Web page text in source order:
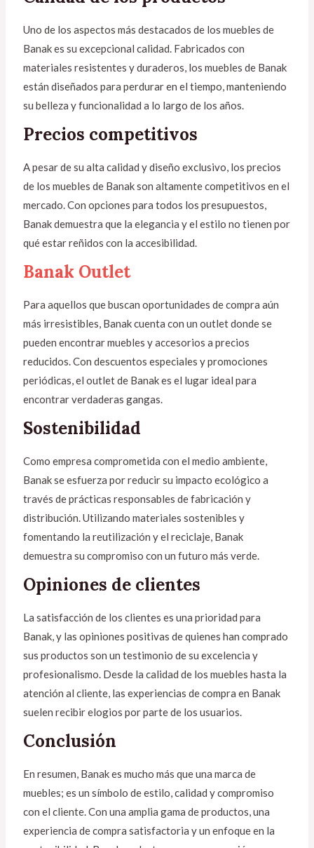
Uno de los aspectos más destacados de los muebles de
Banak es su excepcional calidad. Fabricados con
materiales resistentes y duraderos, los muebles de Banak
están diseñados para perdurar en el tiempo, manteniendo
su belleza y funcionalidad a lo largo de los años.
Precios competitivos
A pesar de su alta calidad y diseño exclusivo, los precios
de los muebles de Banak son altamente competitivos en el
mercado. Con opciones para todos los presupuestos,
Banak demuestra que la elegancia y el estilo no tienen por
qué estar reñidos con la accesibilidad.
Banak Outlet
Para aquellos que buscan oportunidades de compra aún
más irresistibles, Banak cuenta con un outlet donde se
pueden encontrar muebles y accesorios a precios
reducidos. Con descuentos especiales y promociones
periódicas, el outlet de Banak es el lugar ideal para
encontrar verdaderas gangas.
Sostenibilidad
Como empresa comprometida con el medio ambiente,
Banak se esfuerza por reducir su impacto ecológico a
través de prácticas responsables de fabricación y
distribución. Utilizando materiales sostenibles y
fomentando la reutilización y el reciclaje, Banak
demuestra su compromiso con un futuro más verde.
Opiniones de clientes
La satisfacción de los clientes es una prioridad para
Banak, y las opiniones positivas de quienes han comprado
sus productos son un testimonio de su excelencia y
profesionalismo. Desde la calidad de los muebles hasta la
atención al cliente, las experiencias de compra en Banak
suelen recibir elogios por parte de los usuarios.
Conclusión
En resumen, Banak es mucho más que una marca de
muebles; es un símbolo de estilo, calidad y compromiso
con el cliente. Con una amplia gama de productos, una
experiencia de compra satisfactoria y un enfoque en la